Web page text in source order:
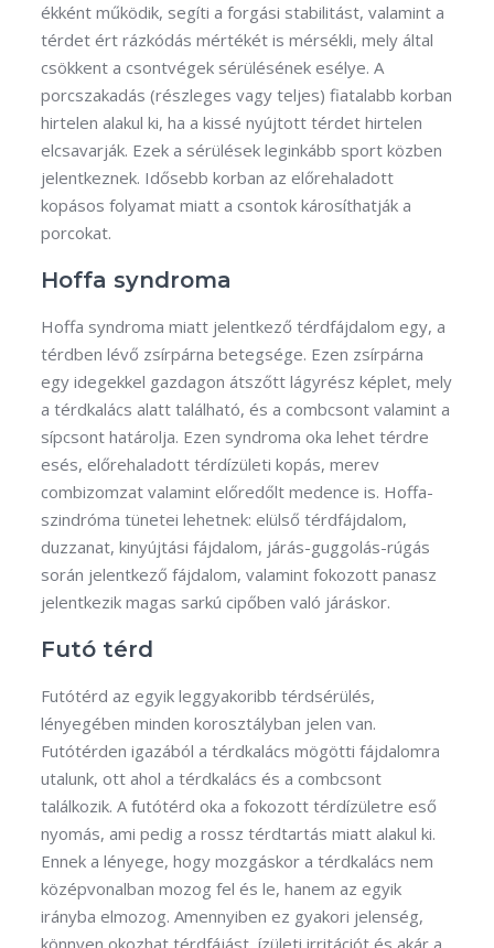
ékként működik, segíti a forgási stabilitást, valamint a
térdet ért rázkódás mértékét is mérsékli, mely által
csökkent a csontvégek sérülésének esélye. A
porcszakadás (részleges vagy teljes) fiatalabb korban
hirtelen alakul ki, ha a kissé nyújtott térdet hirtelen
elcsavarják. Ezek a sérülések leginkább sport közben
jelentkeznek. Idősebb korban az előrehaladott
kopásos folyamat miatt a csontok károsíthatják a
porcokat.
Hoffa syndroma
Hoffa syndroma miatt jelentkező térdfájdalom egy, a
térdben lévő zsírpárna betegsége. Ezen zsírpárna
egy idegekkel gazdagon átszőtt lágyrész képlet, mely
a térdkalács alatt található, és a combcsont valamint a
sípcsont határolja. Ezen syndroma oka lehet térdre
esés, előrehaladott térdízületi kopás, merev
combizomzat valamint előredőlt medence is. Hoffa-
szindróma tünetei lehetnek: elülső térdfájdalom,
duzzanat, kinyújtási fájdalom, járás-guggolás-rúgás
során jelentkező fájdalom, valamint fokozott panasz
jelentkezik magas sarkú cipőben való járáskor.
Futó térd
Futótérd az egyik leggyakoribb térdsérülés,
lényegében minden korosztályban jelen van.
Futótérden igazából a térdkalács mögötti fájdalomra
utalunk, ott ahol a térdkalács és a combcsont
találkozik. A futótérd oka a fokozott térdízületre eső
nyomás, ami pedig a rossz térdtartás miatt alakul ki.
Ennek a lényege, hogy mozgáskor a térdkalács nem
középvonalban mozog fel és le, hanem az egyik
irányba elmozog. Amennyiben ez gyakori jelenség,